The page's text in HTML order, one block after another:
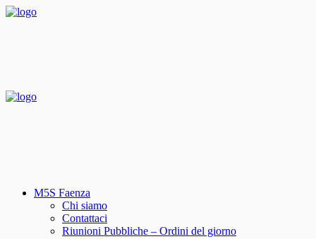
M5S Faenza
Chi siamo
Contattaci
Riunioni Pubbliche – Ordini del giorno